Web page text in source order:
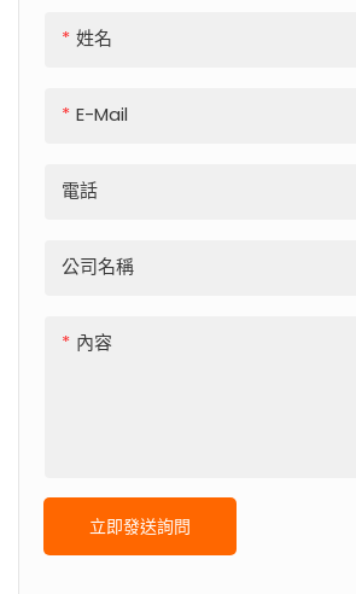
姓名
E-Mail
電話
公司名稱
內容
立即發送詢問